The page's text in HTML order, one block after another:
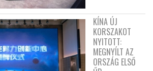
KÍNA ÚJ
KORSZAKOT
NYITOTT:
MEGNYÍLT AZ
ORSZÁG ELSŐ